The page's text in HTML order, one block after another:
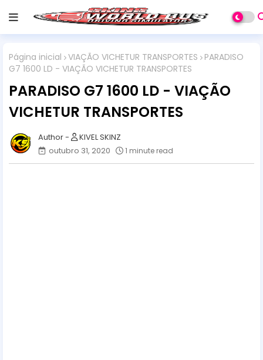
Página inicial VIAÇÃO VICHETUR TRANSPORTES
PARADISO
G7 1600 LD - VIAÇÃO VICHETUR TRANSPORTES
PARADISO G7 1600 LD - VIAÇÃO
VICHETUR TRANSPORTES
KIVEL SKINZ
outubro 31, 2020
1 minute read